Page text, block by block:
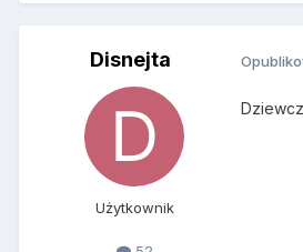
Disnejta
Użytkownik